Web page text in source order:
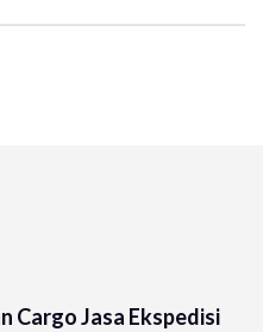
Cargo Jasa Ekspedisi